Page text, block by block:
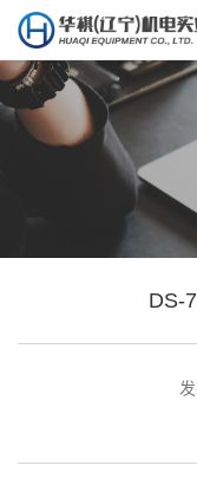
DS-